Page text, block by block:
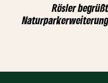
Rösler begrüßt
Naturparkerweiterung